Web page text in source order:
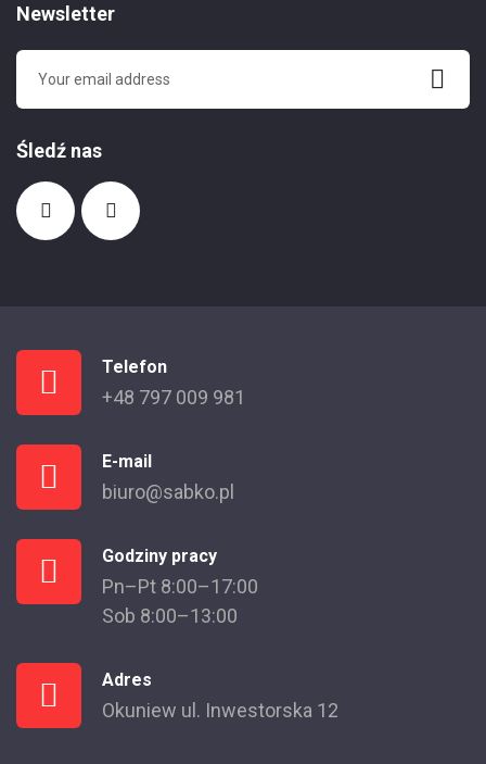
Newsletter
Śledź nas
Telefon
+48 797 009 981
E-mail
biuro@sabko.pl
Godziny pracy
Pn–Pt 8:00–17:00
Sob 8:00–13:00
Adres
Okuniew ul. Inwestorska 12